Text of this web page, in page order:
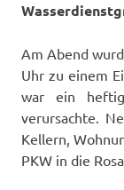
Am Abend
Uhr zu einem
war ein
verursachte.
Kellern,
PKW in die